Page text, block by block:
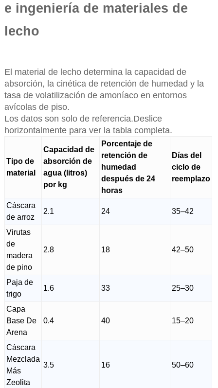
e ingeniería de materiales de
lecho
El material de lecho determina la capacidad de
absorción, la cinética de retención de humedad y la
tasa de volatilización de amoníaco en entornos
avícolas de piso.
Los datos son solo de referencia.Deslice
horizontalmente para ver la tabla completa.
Tipo de
material
Capacidad de
absorción de
agua (litros)
por kg
Porcentaje de
retención de
humedad
después de 24
horas
Días del
ciclo de
reemplazo
Cáscara
de arroz
2.1 24 35–42
Virutas
de
madera
de pino
2.8 18 42–50
Paja de
trigo
1.6 33 25–30
Capa
Base De
Arena
0.4 40 15–20
Cáscara
Mezclada
Más
Zeolita
3.5 16 50–60